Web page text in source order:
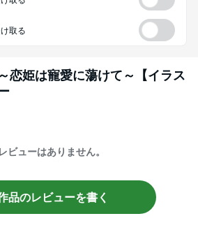
取る
恋姫は寵愛に蕩けて～【イラス
ビューはありません。
品のレビューを書く